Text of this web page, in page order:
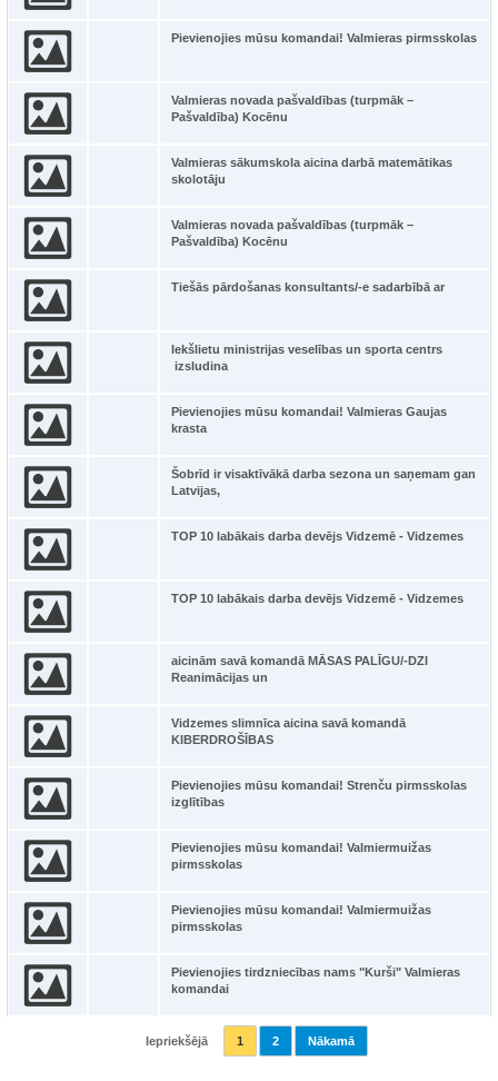
Pievienojies mūsu komandai! Valmieras pirmsskolas
Valmieras novada pašvaldības (turpmāk –
Pašvaldība) Kocēnu
Valmieras sākumskola aicina darbā matemātikas
skolotāju
Valmieras novada pašvaldības (turpmāk –
Pašvaldība) Kocēnu
Tiešās pārdošanas konsultants/-e sadarbībā ar
Iekšlietu ministrijas veselības un sporta centrs
izsludina
Pievienojies mūsu komandai! Valmieras Gaujas
krasta
Šobrīd ir visaktīvākā darba sezona un saņemam gan
Latvijas,
TOP 10 labākais darba devējs Vidzemē - Vidzemes
TOP 10 labākais darba devējs Vidzemē - Vidzemes
aicinām savā komandā MĀSAS PALĪGU/-DZI
Reanimācijas un
Vidzemes slimnīca aicina savā komandā
KIBERDROŠĪBAS
Pievienojies mūsu komandai! Strenču pirmsskolas
izglītības
Pievienojies mūsu komandai! Valmiermuižas
pirmsskolas
Pievienojies mūsu komandai! Valmiermuižas
pirmsskolas
Pievienojies tirdzniecības nams "Kurši" Valmieras
komandai
Iepriekšējā 1 2 Nākamā